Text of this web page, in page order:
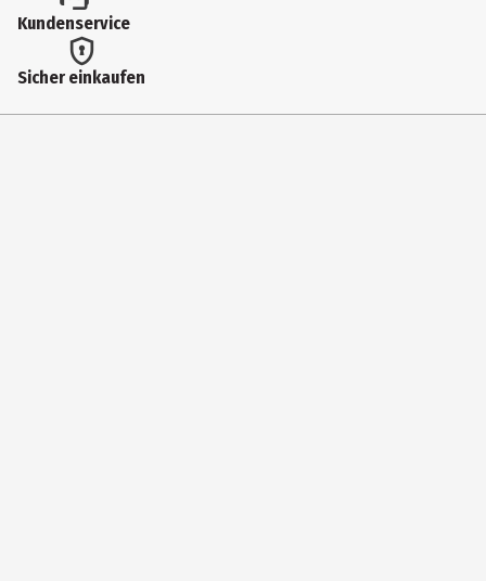
3 Jahre
Artikelnummer des Herstellers
Kundenservice
Sicher einkaufen